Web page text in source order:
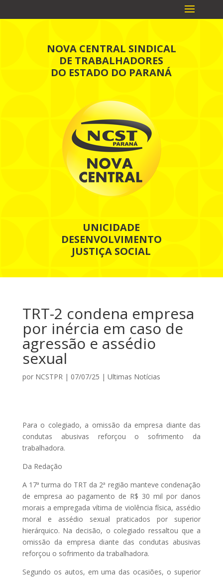
NOVA CENTRAL SINDICAL
DE TRABALHADORES
DO ESTADO DO PARANÁ
UNICIDADE
DESENVOLVIMENTO
JUSTIÇA SOCIAL
TRT-2 condena empresa
por inércia em caso de
agressão e assédio
sexual
por NCSTPR| 07/07/25 | Ultimas Notícias
Para o colegiado, a omissão da empresa diante das
condutas abusivas reforçou o sofrimento da
trabalhadora.
Da Redação
A 17ª turma do TRT da 2ª região manteve condenação
de empresa ao pagamento de R$ 30 mil por danos
morais a empregada vítima de violência física, assédio
moral e assédio sexual praticados por superior
hierárquico. Na decisão, o colegiado ressaltou que a
omissão da empresa diante das condutas abusivas
reforçou o sofrimento da trabalhadora.
Segundo os autos, em uma das ocasiões, o superior